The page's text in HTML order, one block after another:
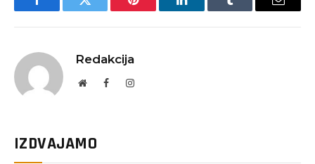
FacebookTwitter Pinterest LinkedInTumblr Email
Redakcija
WebsiteFacebookInstagram
IZDVAJAMO